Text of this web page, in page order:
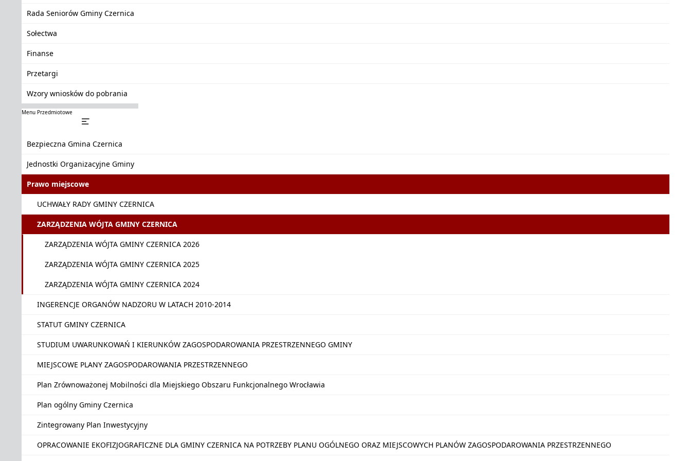
Rada Seniorów Gminy Czernica
Sołectwa
Finanse
Przetargi
Wzory wniosków do pobrania
Menu Przedmiotowe
Bezpieczna Gmina Czernica
Jednostki Organizacyjne Gminy
Prawo miejscowe
UCHWAŁY RADY GMINY CZERNICA
ZARZĄDZENIA WÓJTA GMINY CZERNICA
ZARZĄDZENIA WÓJTA GMINY CZERNICA 2026
ZARZĄDZENIA WÓJTA GMINY CZERNICA 2025
ZARZĄDZENIA WÓJTA GMINY CZERNICA 2024
INGERENCJE ORGANÓW NADZORU W LATACH 2010-2014
STATUT GMINY CZERNICA
STUDIUM UWARUNKOWAŃ I KIERUNKÓW ZAGOSPODAROWANIA PRZESTRZENNEGO GMINY
MIEJSCOWE PLANY ZAGOSPODAROWANIA PRZESTRZENNEGO
Plan Zrównoważonej Mobilności dla Miejskiego Obszaru Funkcjonalnego Wrocławia
Plan ogólny Gminy Czernica
Zintegrowany Plan Inwestycyjny
OPRACOWANIE EKOFIZJOGRAFICZNE DLA GMINY CZERNICA NA POTRZEBY PLANU OGÓLNEGO ORAZ MIEJSCOWYCH PLANÓW ZAGOSPODAROWANIA PRZESTRZENNEGO